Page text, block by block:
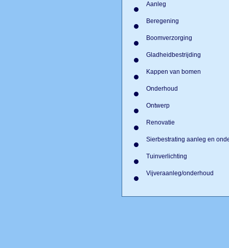
Aanleg
Beregening
Boomverzorging
Gladheidbestrijding
Kappen van bomen
Onderhoud
Ontwerp
Renovatie
Sierbestrating aanleg en
Tuinverlichting
Vijveraanleg/onderhoud